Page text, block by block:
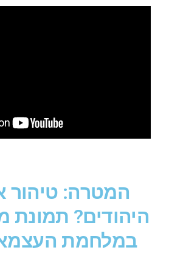
המטרה: טיהור
היהודים? תמונת
במלחמת העצמאות